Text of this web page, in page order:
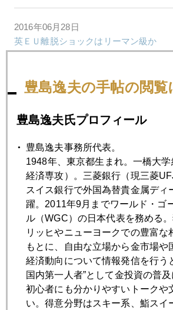
2016年06月28日
英ＥＵ離脱ショックはリーマン級か
2016年06月27日
朝生に出ました
Ｂｒｅｘｉｔショック、現実に
2016年06月23日
世界の目が日本市場に、参院選への影
2016年06月22日
英投票日、中露首脳同席で高みの見物
2016年06月21日
豊島逸夫の手帖の閲覧
豊島逸夫氏プロフィール
豊島逸夫事務所代表。
1948年、東京都生まれ。一橋大
経済専攻）。三菱銀行（現三菱
スイス銀行で外国為替貴金属ディ
躍。2011年9月までワールド・ゴ
ル（WGC）の日本代表を務める
リッヒやニューヨークでの豊富な
もとに、自由な立場から金市場や
経済動向について情報発信を行う
国内第一人者”として金投資の普
初心者にも分かりやすいトークや
い。得意分野はスキー系、鮨スイ